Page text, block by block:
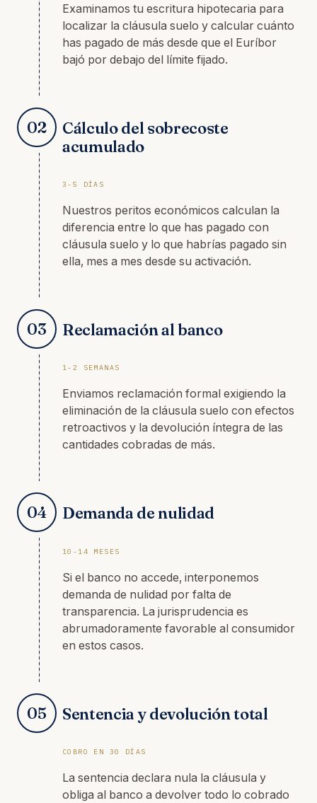
Examinamos tu escritura hipotecaria para
localizar la cláusula suelo y calcular cuánto
has pagado de más desde que el Euríbor
bajó por debajo del límite fijado.
02
Cálculo del sobrecoste
acumulado
3-5 DÍAS
Nuestros peritos económicos calculan la
diferencia entre lo que has pagado con
cláusula suelo y lo que habrías pagado sin
ella, mes a mes desde su activación.
03 Reclamación al banco
1-2 SEMANAS
Enviamos reclamación formal exigiendo la
eliminación de la cláusula suelo con efectos
retroactivos y la devolución íntegra de las
cantidades cobradas de más.
04 Demanda de nulidad
10-14 MESES
Si el banco no accede, interponemos
demanda de nulidad por falta de
transparencia. La jurisprudencia es
abrumadoramente favorable al consumidor
en estos casos.
05 Sentencia y devolución total
COBRO EN 30 DÍAS
La sentencia declara nula la cláusula y
obliga al banco a devolver todo lo cobrado